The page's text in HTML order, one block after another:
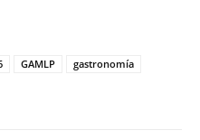
GAMLP
gastronomía